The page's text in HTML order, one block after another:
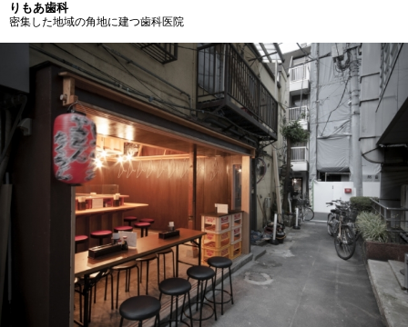
りもあ歯科
密集した地域の角地に建つ歯科医院